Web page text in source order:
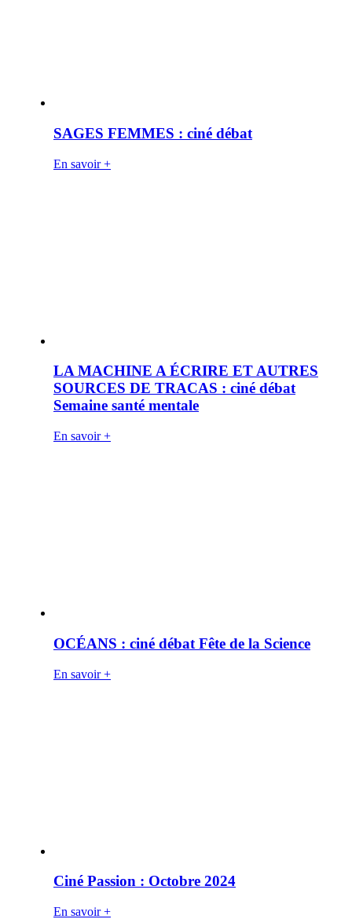
SAGES FEMMES : ciné débat
En savoir +
LA MACHINE A ÉCRIRE ET AUTRES
SOURCES DE TRACAS : ciné débat
Semaine santé mentale
En savoir +
OCÉANS : ciné débat Fête de la Science
En savoir +
Ciné Passion : Octobre 2024
En savoir +